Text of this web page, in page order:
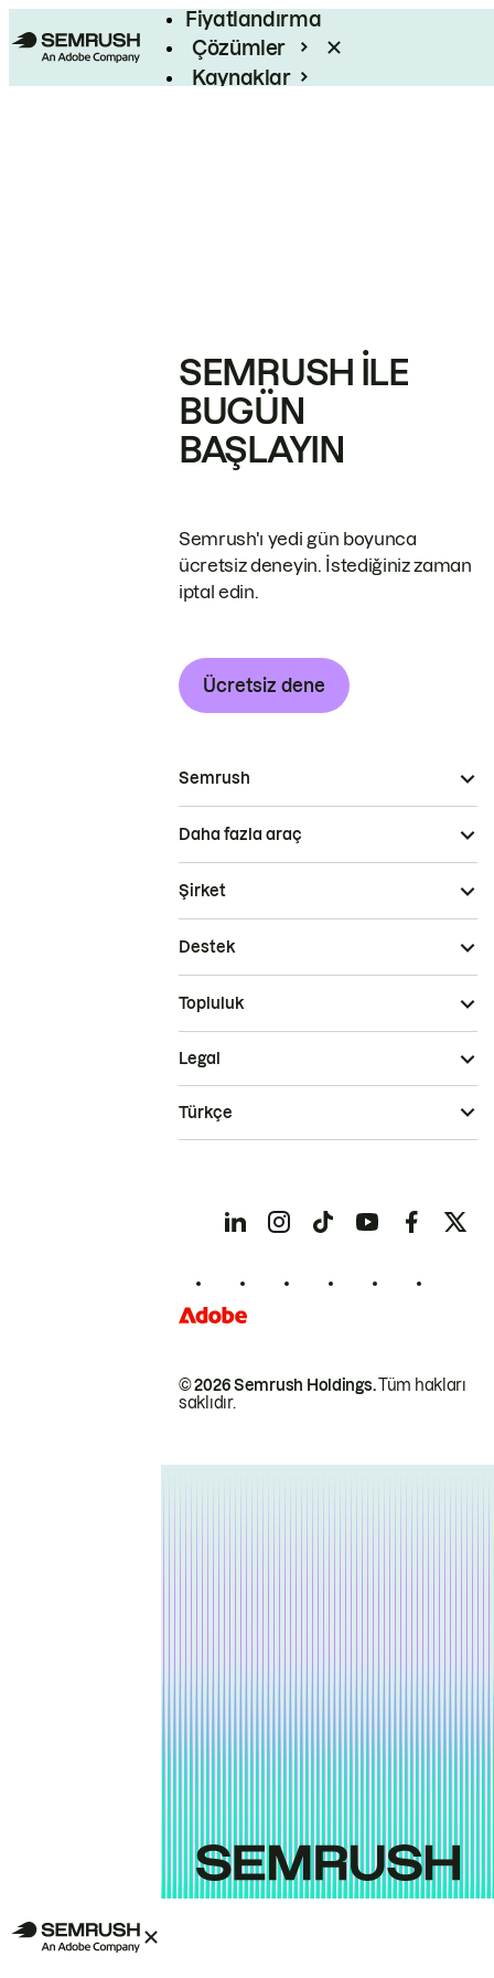
Fiyatlandırma
Çözümler
Kaynaklar
SEMRUSH ILE
BUGÜN
BAŞLAYIN
Semrush'ı yedi gün boyunca
ücretsiz deneyin. İstediğiniz zaman
iptal edin.
Ücretsiz dene
Semrush
Daha fazla araç
Şirket
Destek
Topluluk
© 2026 Semrush Holdings.Tüm hakları
saklıdır.
Legal
Türkçe